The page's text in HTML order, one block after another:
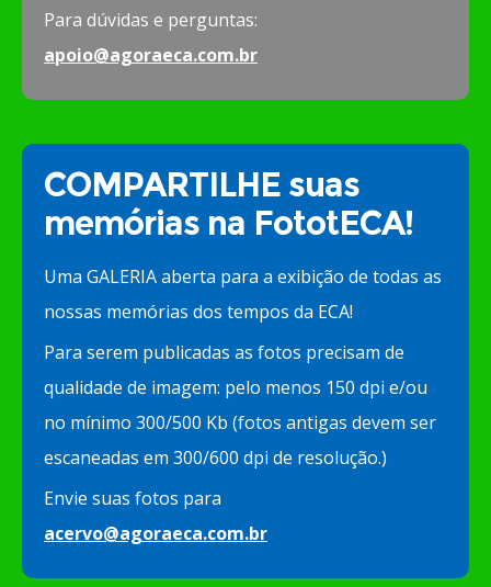
Para dúvidas e perguntas:
apoio@agoraeca.com.br
COMPARTILHE suas
memórias na FototECA!
Uma GALERIA aberta para a exibição de todas as
nossas memórias dos tempos da ECA!
Para serem publicadas as fotos precisam de
qualidade de imagem: pelo menos 150 dpi e/ou
no mínimo 300/500 Kb (fotos antigas devem ser
escaneadas em 300/600 dpi de resolução.)
Envie suas fotos para
acervo@agoraeca.com.br